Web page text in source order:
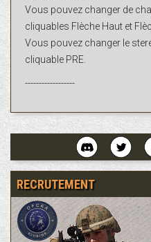
Vous pouvez changer de
cliquables Flèche Haut et
Vous pouvez changer le
cliquable PRE.
------------------
RECRUTEMENT